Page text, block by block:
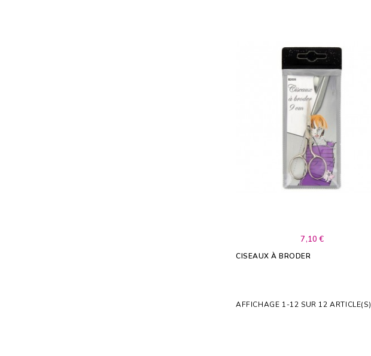
7,10 €
CISEAUX À BRODER
AFFICHAGE 1-12 SUR 12 ARTICLE(S)